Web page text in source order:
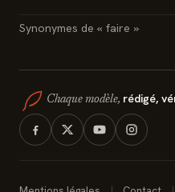
Synonymes de « faire »
Chaque modèle, rédigé,